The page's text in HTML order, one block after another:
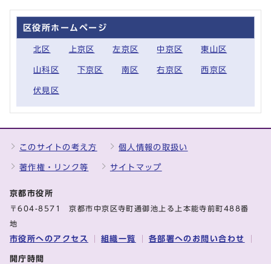
区役所ホームページ
北区 上京区 左京区 中京区 東山区
山科区 下京区 南区 右京区 西京区
伏見区
このサイトの考え方 個人情報の取扱い
著作権・リンク等 サイトマップ
京都市役所
〒604-8571 京都市中京区寺町通御池上る上本能寺前町488番
地
市役所へのアクセス 組織一覧 各部署へのお問い合わせ
開庁時間